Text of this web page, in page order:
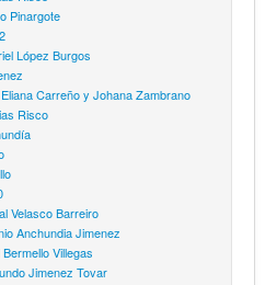
Pinargote
López Burgos
Carreño y Johana Zambrano
Risco
Velasco Barreiro
Anchundia Jimenez
Villegas
Jimenez Tovar